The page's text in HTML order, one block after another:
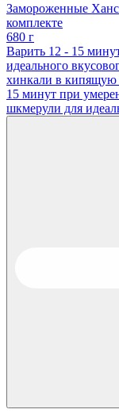
Замороженные
комплекте
680 г
Варить 12 - 15
идеального
хинкали в кипящую
15 минут при
шкмерули для